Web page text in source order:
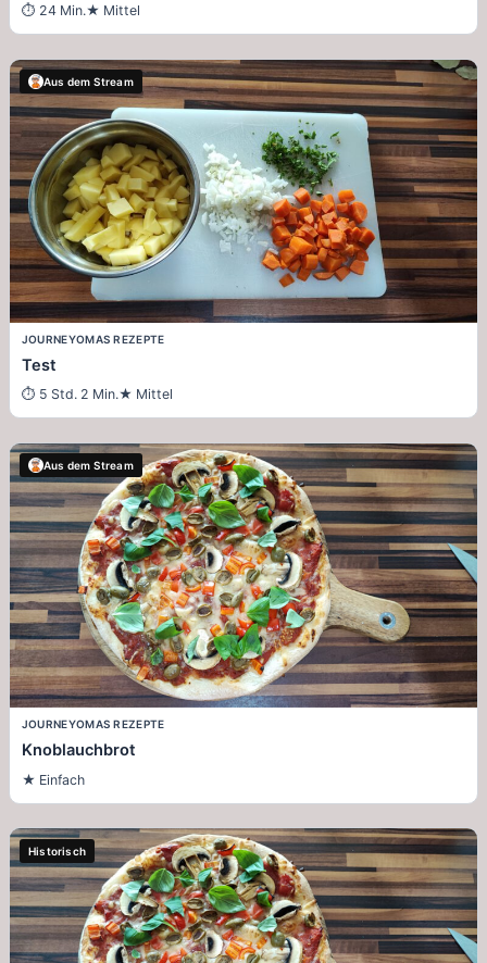
24 Min. Mittel
Aus dem Stream
JOURNEYOMAS REZEPTE
Test
5 Std. 2 Min. Mittel
Aus dem Stream
JOURNEYOMAS REZEPTE
Knoblauchbrot
Einfach
Historisch